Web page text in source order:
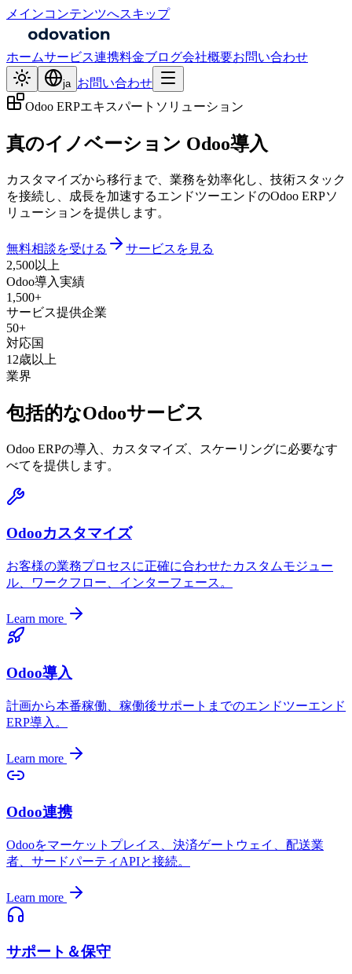
メインコンテンツへスキップ
ホームサービス連携料金ブログ会社概要お問い合わせ
ja お問い合わせ
Odoo ERPエキスパートソリューション
真のイノベーション Odoo導入
カスタマイズから移行まで、業務を効率化し、技術スタック
を接続し、成長を加速するエンドツーエンドのOdoo ERPソ
リューションを提供します。
無料相談を受ける
サービスを見る
2,500以上
Odoo導入実績
1,500+
サービス提供企業
50+
対応国
12歳以上
業界
包括的なOdooサービス
Odoo ERPの導入、カスタマイズ、スケーリングに必要なす
べてを提供します。
Odooカスタマイズ
お客様の業務プロセスに正確に合わせたカスタムモジュー
ル、ワークフロー、インターフェース。
Learn more
Odoo導入
計画から本番稼働、稼働後サポートまでのエンドツーエンド
ERP導入。
Learn more
Odoo連携
Odooをマーケットプレイス、決済ゲートウェイ、配送業
者、サードパーティAPIと接続。
Learn more
サポート＆保守